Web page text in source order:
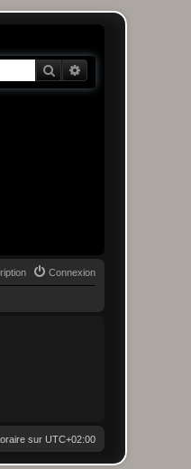
Rechercher
Connexion
sur UTC+02:00